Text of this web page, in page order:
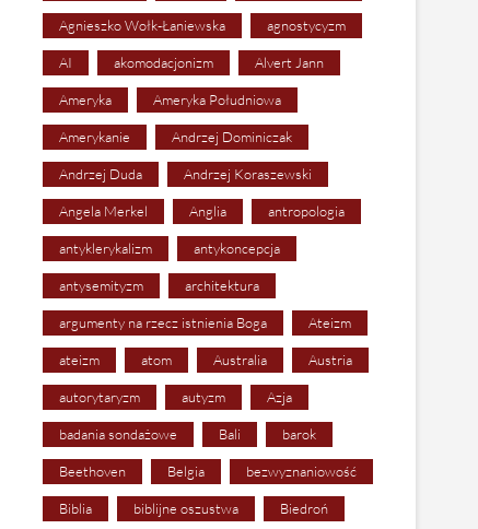
Agnieszko Wołk-Łaniewska agnostycyzm
AI akomodacjonizm Alvert Jann
Ameryka Ameryka Południowa
Amerykanie Andrzej Dominiczak
Andrzej Duda Andrzej Koraszewski
Angela Merkel Anglia antropologia
antyklerykalizm antykoncepcja
antysemityzm architektura
argumenty na rzecz istnienia Boga Ateizm
ateizm atom Australia Austria
autorytaryzm autyzm Azja
badania sondażowe Bali barok
Beethoven Belgia bezwyznaniowość
Biblia biblijne oszustwa Biedroń